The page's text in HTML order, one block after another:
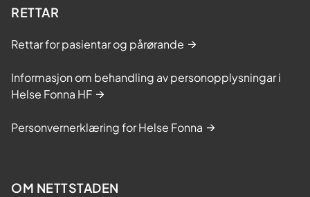
RETTAR
Rettar for pasientar og pårørande
Informasjon om behandling av personopplysningar i
Helse Fonna HF
Personvernerklæring for Helse Fonna
OM NETTSTADEN